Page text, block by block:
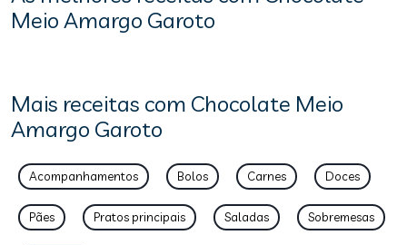
Meio Amargo Garoto
Mais receitas com Chocolate Meio
Amargo Garoto
Acompanhamentos Bolos Carnes Doces
Pães Pratos principais Saladas Sobremesas